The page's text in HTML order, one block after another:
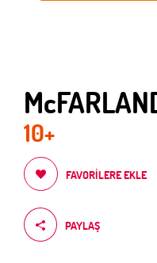
10+
FAVORILERE EKLE
PAYLAŞ